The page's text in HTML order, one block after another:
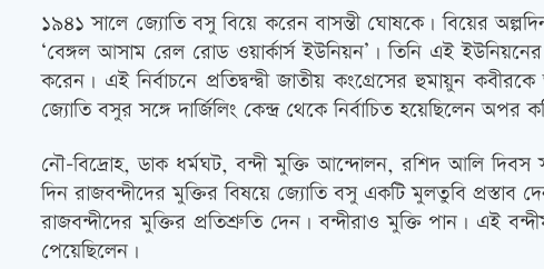
১৯৪১ সালে জ্যোতি বসু বিয়ে করেন বাসন্তী ঘোষকে। বিয়ের
‘বেঙ্গল আসাম রেল রোড ওয়ার্কার্স ইউনিয়ন’। তিনি এই
করেন। এই নির্বাচনে প্রতিদ্বন্দ্বী জাতীয় কংগ্রেসের হুমায়ুন
জ্যোতি বসুর সঙ্গে দার্জিলিং কেন্দ্র থেকে নির্বাচিত হয়েছিলেন
নৌ-বিদ্রোহ, ডাক ধর্মঘট, বন্দী মুক্তি আন্দোলন, রশিদ আলি
দিন রাজবন্দীদের মুক্তির বিষয়ে জ্যোতি বসু একটি মুলতুবি প্রস্তাব
রাজবন্দীদের মুক্তির প্রতিশ্রুতি দেন। বন্দীরাও মুক্তি পান। এই
পেয়েছিলেন।